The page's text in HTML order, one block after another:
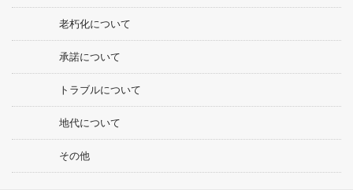
老朽化について
承諾について
トラブルについて
地代について
その他